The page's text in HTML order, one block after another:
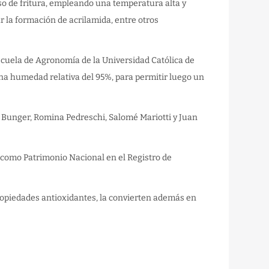
de fritura, empleando una temperatura alta y
la formación de acrilamida, entre otros
de Agronomía de la Universidad Católica de
humedad relativa del 95%, para permitir luego un
Romina Pedreschi, Salomé Mariotti y Juan
Patrimonio Nacional en el Registro de
antioxidantes, la convierten además en